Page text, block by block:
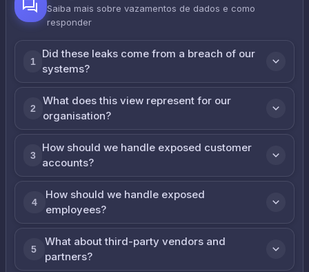
Saiba mais sobre vazamentos de dados e como
responder
1
Did these leaks come from a breach of our
systems?
2
What does this view represent for our
organisation?
3
How should we handle exposed customer
accounts?
4
How should we handle exposed
employees?
5
What about third-party vendors and
partners?